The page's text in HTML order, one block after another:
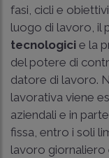
fasi, cicli e
luogo di lavoro, il
tecnologici e la
del potere di
datore di lavoro.
lavorativa viene
aziendali e in
fissa, entro i soli
lavoro giornaliero